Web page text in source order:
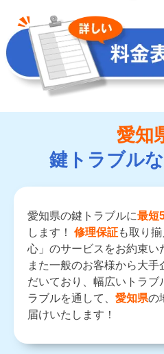
愛知
鍵トラブル
愛知県の鍵トラブルに最短
します！ 修理保証も取り
心」のサービスをお約束い
また一般のお客様から大
だいており、幅広いトラブ
ラブルを通して、 愛知県の
届けいたします！